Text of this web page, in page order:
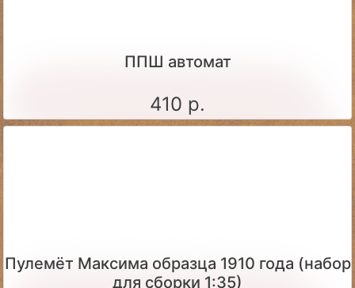
ППШ автомат
410 р.
Пулемёт Максима образца 1910 года (набор
для сборки 1:35)